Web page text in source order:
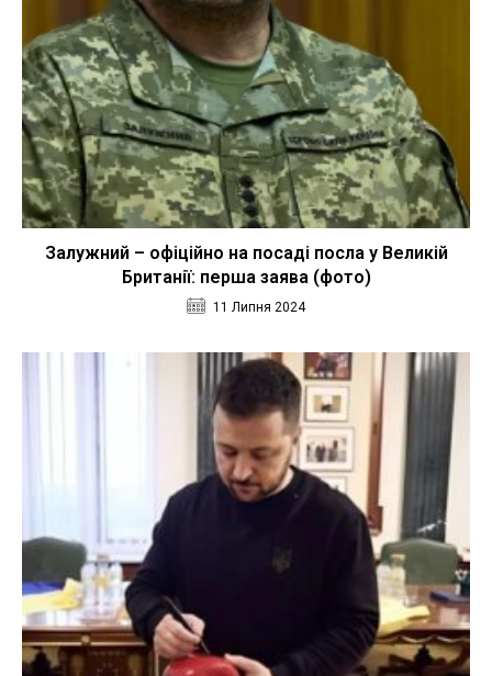
Залужний – офіційно на посаді посла у Великій
Британії: перша заява (фото)
11 Липня 2024